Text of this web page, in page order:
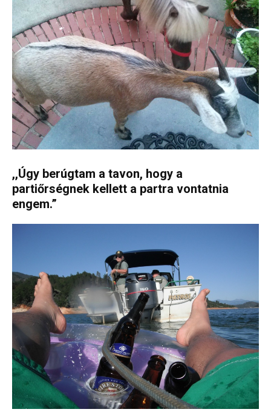
,,Úgy berúgtam a tavon, hogy a
partiőrségnek kellett a partra vontatnia
engem.”